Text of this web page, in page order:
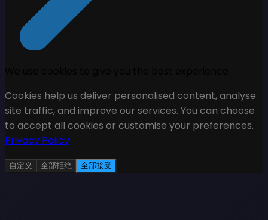
Cookies help us deliver personalised content, analyse
site traffic, and improve our services. You can choose
to accept all cookies or customise your preferences.
Privacy Policy
自定义 全部拒绝 全部接受